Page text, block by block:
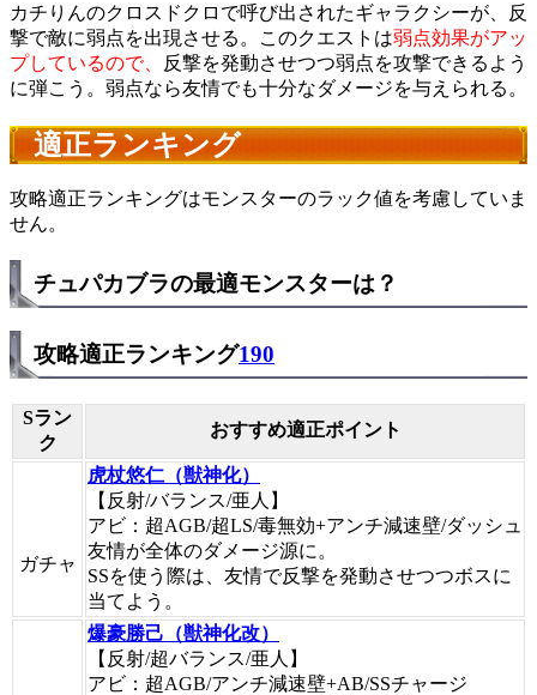
カチりんのクロスドクロで呼び出されたギャラクシーが、反
撃で敵に弱点を出現させる。このクエストは弱点効果がアッ
プしているので、
反撃を発動させつつ弱点を攻撃できるよう
に弾こう。弱点なら友情でも十分なダメージを与えられる。
適正ランキング
攻略適正ランキングはモンスターのラック値を考慮していま
せん。
チュパカブラの最適モンスターは？
攻略適正ランキング190
Sラン
ク
おすすめ適正ポイント
ガチャ
虎杖悠仁（獣神化）
【反射/バランス/亜人】
アビ：超AGB/超LS/毒無効+アンチ減速壁/ダッシュ
友情が全体のダメージ源に。
SSを使う際は、友情で反撃を発動させつつボスに
当てよう。
爆豪勝己（獣神化改）
【反射/超バランス/亜人】
アビ：超AGB/アンチ減速壁+AB/SSチャージ